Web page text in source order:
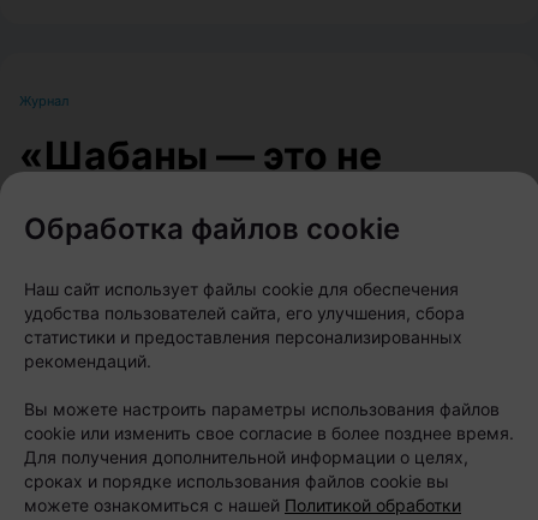
Журнал
«Шабаны — это не
бренд выпустил
коллекцию о
легендарном районе
Индустриальный колорит, панельки и эстетика
района Минска превратились в принты на
Обработка файлов cookie
Наш сайт использует файлы cookie для обеспечения
удобства пользователей сайта, его улучшения, сбора
статистики и предоставления персонализированных
рекомендаций.
Вы можете настроить параметры использования файлов
cookie или изменить свое согласие в более позднее время.
Для получения дополнительной информации о целях,
сроках и порядке использования файлов cookie вы
можете ознакомиться с нашей Политикой обработки